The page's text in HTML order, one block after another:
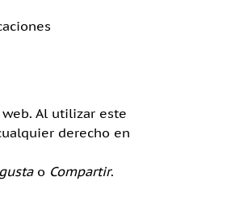
Al utilizar este
derecho en
o Compartir.